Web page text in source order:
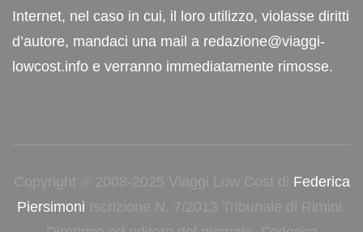
Internet, nel caso in cui, il loro utilizzo, violasse diritti
d’autore, mandaci una mail a redazione@viaggi-
lowcost.info e verranno immediatamente rimosse.
Copyright © 2008-2025 Viaggi Low Cost di Federica
Piersimoni Iscrizione N. 7/2013 Tribunale di Rimini.